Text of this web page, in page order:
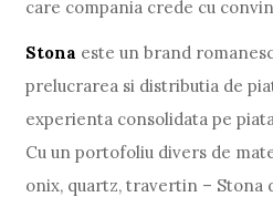
care compania crede cu
Stona este un brand
prelucrarea si distributia de
experienta consolidata pe
Cu un portofoliu divers de
onix, quartz, travertin – Stona